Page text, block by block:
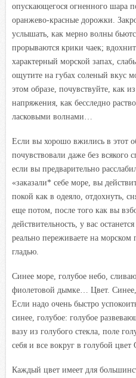
опускающегося огненного шара
оранжево-красные дорожки.
услышать, как мерно волны
прорываются крики чаек;
характерный морской запах,
ощутите на губах соленый вкус
этом образе, почувствуйте, как
напряжения, как бесследно
ласковыми волнами…
Если вы хорошо вжились в этот
почувствовали даже без всякого
если вы предварительно
«заказали* себе море, вы
покой как в одеяло, отдохнуть,
еще потом, после того как вы
действительность, у вас
реально переживаете на морском
гладью.
Синее море, голубое небо,
фиолетовой дымке… Цвет. Синее,
Если надо очень быстро
синее, голубое: голубое
вазу из голубого стекла, поле
себя и все вокруг в голубой цвет
Каждый цвет имеет для